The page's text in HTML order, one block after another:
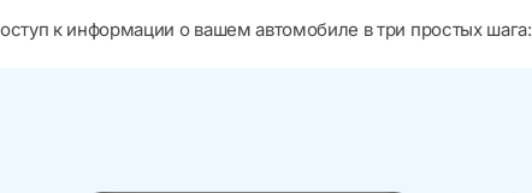
к информации о вашем автомобиле в три простых шага: